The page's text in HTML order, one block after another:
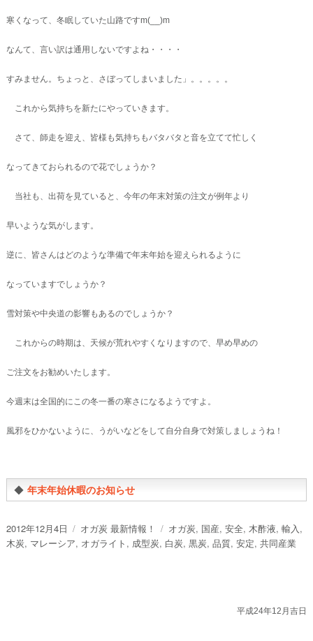
寒くなって、冬眠していた山路ですm(__)m
なんて、言い訳は通用しないですよね・・・・
すみません。ちょっと、さぼってしまいました」。。。。。
これから気持ちを新たにやっていきます。
さて、師走を迎え、皆様も気持ちもバタバタと音を立てて忙しく
なってきておられるので花でしょうか？
当社も、出荷を見ていると、今年の年末対策の注文が例年より
早いような気がします。
逆に、皆さんはどのような準備で年末年始を迎えられるように
なっていますでしょうか？
雪対策や中央道の影響もあるのでしょうか？
これからの時期は、天候が荒れやすくなりますので、早め早めの
ご注文をお勧めいたします。
今週末は全国的にこの冬一番の寒さになるようですよ。
風邪をひかないように、うがいなどをして自分自身で対策しましょうね！
◆ 年末年始休暇のお知らせ
投
稿
2012年12月4日
カ
テ
オガ炭 最新情報！
タ
グ
オガ炭, 国産, 安全, 木酢液, 輸入,
木炭, マレーシア, オガライト , 成型炭, 白炭, 黒炭, 品質, 安定, 共同産業
平成24年12月吉日